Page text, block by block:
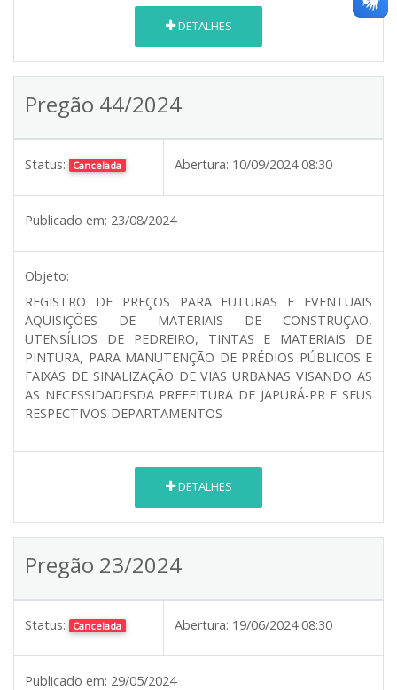
DETALHES
Pregão 44/2024
Status: Cancelada Abertura: 10/09/2024 08:30
Publicado em: 23/08/2024
Objeto:
REGISTRO DE PREÇOS PARA FUTURAS E EVENTUAIS
AQUISIÇÕES DE MATERIAIS DE CONSTRUÇÃO,
UTENSÍLIOS DE PEDREIRO, TINTAS E MATERIAIS DE
PINTURA, PARA MANUTENÇÃO DE PRÉDIOS PÚBLICOS E
FAIXAS DE SINALIZAÇÃO DE VIAS URBANAS VISANDO AS
AS NECESSIDADESDA PREFEITURA DE JAPURÁ-PR E SEUS
RESPECTIVOS DEPARTAMENTOS
DETALHES
Pregão 23/2024
Status: Cancelada Abertura: 19/06/2024 08:30
Publicado em: 29/05/2024